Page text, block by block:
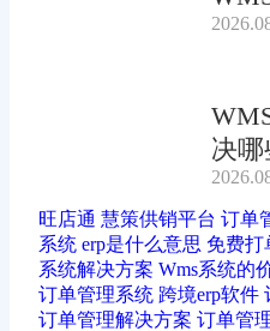
吗?
决
旺店通 慧策供销平台 订单
系统 erp是什么意思 免费打
系统解决方案 Wms系统的
订单管理系统 跨境erp软件
订单管理解决方案 订单管